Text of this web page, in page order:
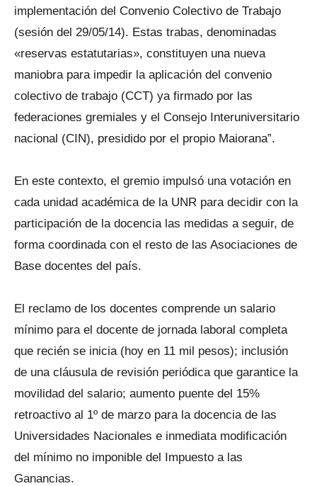
implementación del Convenio Colectivo de Trabajo
(sesión del 29/05/14). Estas trabas, denominadas
«reservas estatutarias», constituyen una nueva
maniobra para impedir la aplicación del convenio
colectivo de trabajo (CCT) ya firmado por las
federaciones gremiales y el Consejo Interuniversitario
nacional (CIN), presidido por el propio Maiorana”.
En este contexto, el gremio impulsó una votación en
cada unidad académica de la UNR para decidir con la
participación de la docencia las medidas a seguir, de
forma coordinada con el resto de las Asociaciones de
Base docentes del país.
El reclamo de los docentes comprende un salario
mínimo para el docente de jornada laboral completa
que recién se inicia (hoy en 11 mil pesos); inclusión
de una cláusula de revisión periódica que garantice la
movilidad del salario; aumento puente del 15%
retroactivo al 1º de marzo para la docencia de las
Universidades Nacionales e inmediata modificación
del mínimo no imponible del Impuesto a las
Ganancias.